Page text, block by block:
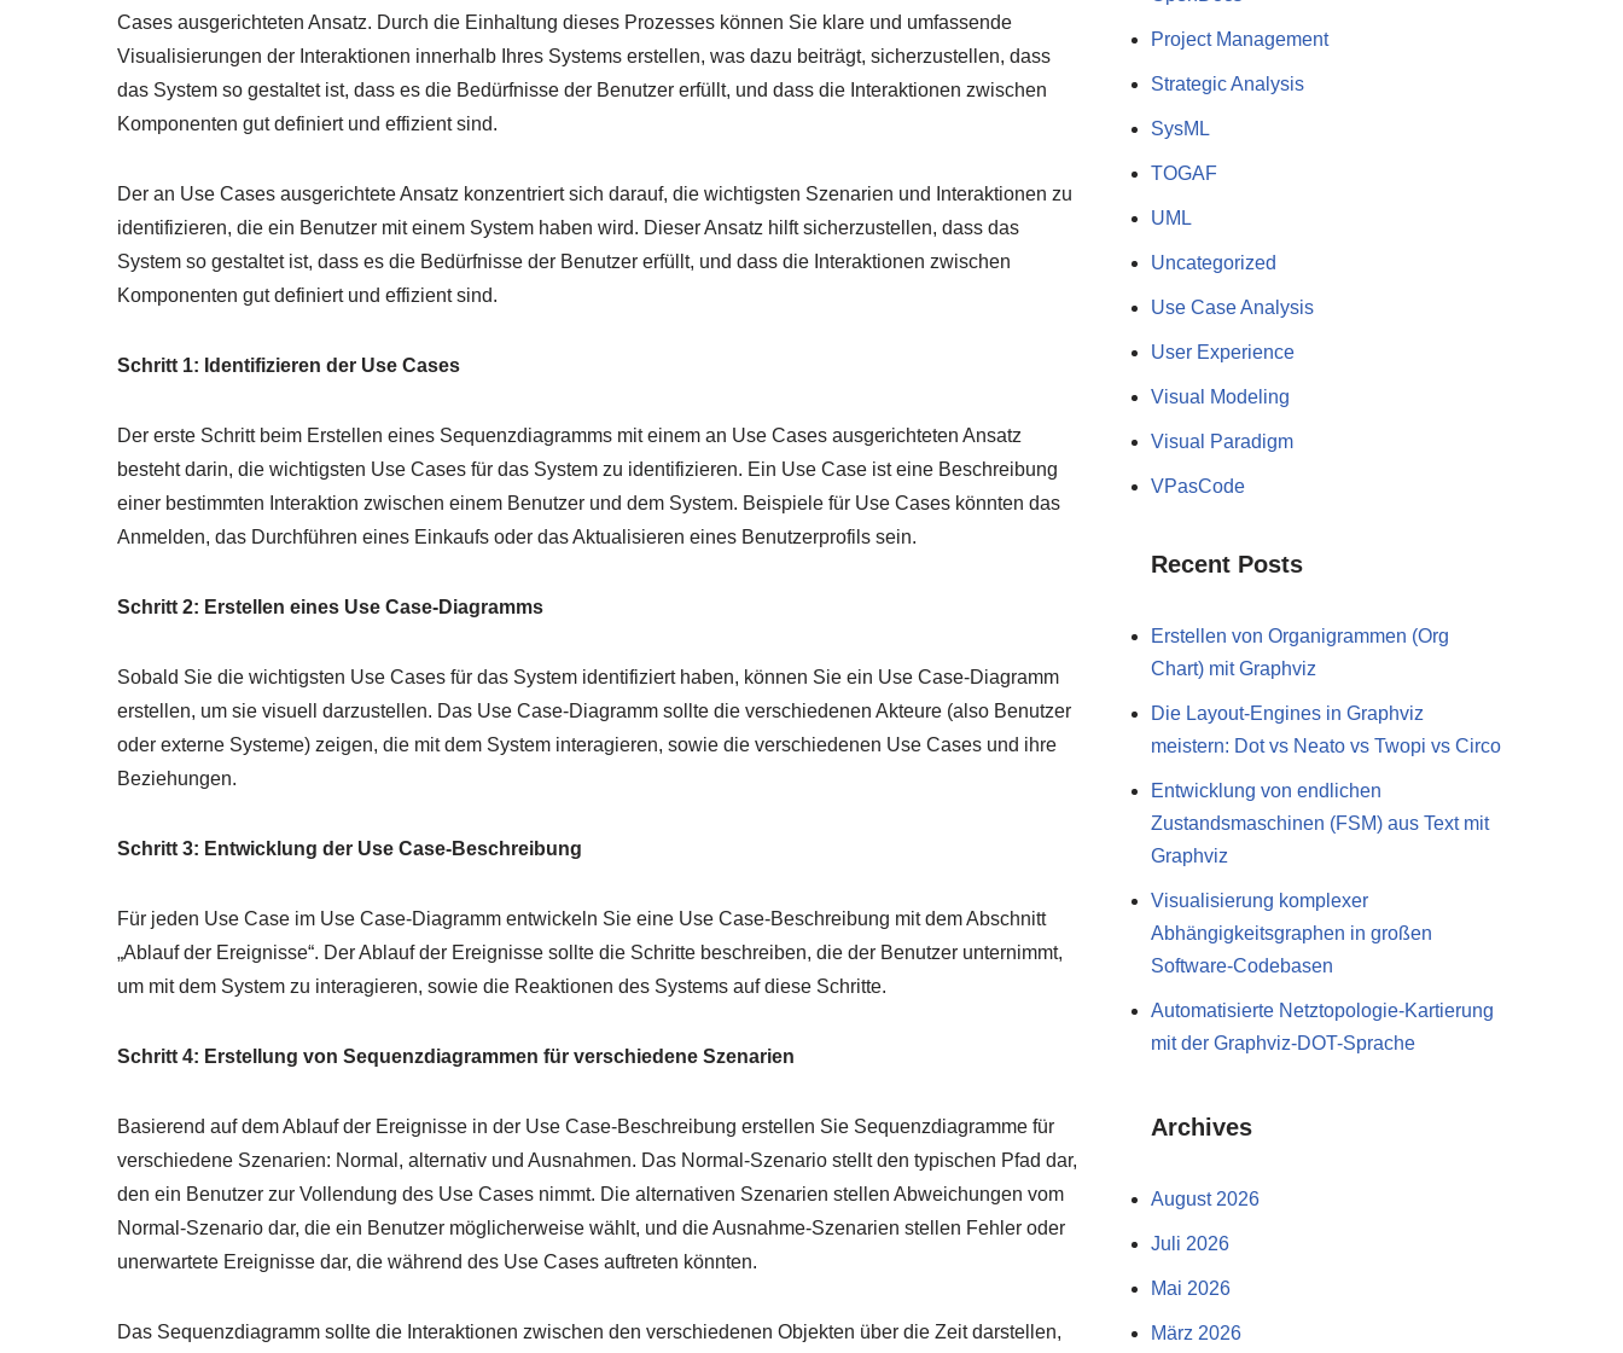
Cases ausgerichteten Ansatz. Durch die Einhaltung dieses Prozesses können Sie klare und umfassende
Visualisierungen der Interaktionen innerhalb Ihres Systems erstellen, was dazu beiträgt, sicherzustellen, dass
das System so gestaltet ist, dass es die Bedürfnisse der Benutzer erfüllt, und dass die Interaktionen zwischen
Komponenten gut definiert und effizient sind.
Der an Use Cases ausgerichtete Ansatz konzentriert sich darauf, die wichtigsten Szenarien und Interaktionen zu
identifizieren, die ein Benutzer mit einem System haben wird. Dieser Ansatz hilft sicherzustellen, dass das
System so gestaltet ist, dass es die Bedürfnisse der Benutzer erfüllt, und dass die Interaktionen zwischen
Komponenten gut definiert und effizient sind.
Schritt 1: Identifizieren der Use Cases
Der erste Schritt beim Erstellen eines Sequenzdiagramms mit einem an Use Cases ausgerichteten Ansatz
besteht darin, die wichtigsten Use Cases für das System zu identifizieren. Ein Use Case ist eine Beschreibung
einer bestimmten Interaktion zwischen einem Benutzer und dem System. Beispiele für Use Cases könnten das
Anmelden, das Durchführen eines Einkaufs oder das Aktualisieren eines Benutzerprofils sein.
Schritt 2: Erstellen eines Use Case-Diagramms
Sobald Sie die wichtigsten Use Cases für das System identifiziert haben, können Sie ein Use Case-Diagramm
erstellen, um sie visuell darzustellen. Das Use Case-Diagramm sollte die verschiedenen Akteure (also Benutzer
oder externe Systeme) zeigen, die mit dem System interagieren, sowie die verschiedenen Use Cases und ihre
Beziehungen.
Schritt 3: Entwicklung der Use Case-Beschreibung
Für jeden Use Case im Use Case-Diagramm entwickeln Sie eine Use Case-Beschreibung mit dem Abschnitt
„Ablauf der Ereignisse“. Der Ablauf der Ereignisse sollte die Schritte beschreiben, die der Benutzer unternimmt,
um mit dem System zu interagieren, sowie die Reaktionen des Systems auf diese Schritte.
Schritt 4: Erstellung von Sequenzdiagrammen für verschiedene Szenarien
Basierend auf dem Ablauf der Ereignisse in der Use Case-Beschreibung erstellen Sie Sequenzdiagramme für
verschiedene Szenarien: Normal, alternativ und Ausnahmen. Das Normal-Szenario stellt den typischen Pfad dar,
den ein Benutzer zur Vollendung des Use Cases nimmt. Die alternativen Szenarien stellen Abweichungen vom
Normal-Szenario dar, die ein Benutzer möglicherweise wählt, und die Ausnahme-Szenarien stellen Fehler oder
unerwartete Ereignisse dar, die während des Use Cases auftreten könnten.
Das Sequenzdiagramm sollte die Interaktionen zwischen den verschiedenen Objekten über die Zeit darstellen,
Project Management
Strategic Analysis
SysML
TOGAF
UML
Uncategorized
Use Case Analysis
User Experience
Visual Modeling
Visual Paradigm
VPasCode
Recent Posts
Erstellen von Organigrammen (Org
Chart) mit Graphviz
Die Layout-Engines in Graphviz
meistern: Dot vs Neato vs Twopi vs Circo
Entwicklung von endlichen
Zustandsmaschinen (FSM) aus Text mit
Graphviz
Visualisierung komplexer
Abhängigkeitsgraphen in großen
Software-Codebasen
Automatisierte Netztopologie-Kartierung
mit der Graphviz-DOT-Sprache
Archives
August 2026
Juli 2026
Mai 2026
März 2026